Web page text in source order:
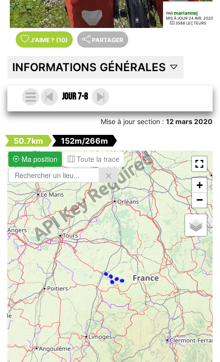
PAR mariannej
MIS À JOUR 24 AVR. 2020
3588 LECTEURS
J'AIME ? (10) PARTAGER
INFORMATIONS GÉNÉRALES
Jour 7-8
Mise à jour section :12 mars 2020
50.7km
152m/266m
Ma position
Toute la trace
+
−